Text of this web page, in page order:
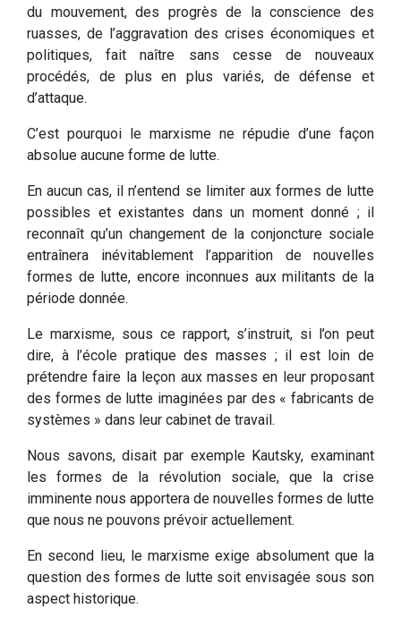
du mouvement, des progrès de la conscience des
ruasses, de l’aggravation des crises économiques et
politiques, fait naître sans cesse de nouveaux
procédés, de plus en plus variés, de défense et
d’attaque.
C’est pourquoi le marxisme ne répudie d’une façon
absolue aucune forme de lutte.
En aucun cas, il n’entend se limiter aux formes de lutte
possibles et existantes dans un moment donné ; il
reconnaît qu’un changement de la conjoncture sociale
entraînera inévitablement l’apparition de nouvelles
formes de lutte, encore inconnues aux militants de la
période donnée.
Le marxisme, sous ce rapport, s’instruit, si l’on peut
dire, à l’école pratique des masses ; il est loin de
prétendre faire la leçon aux masses en leur proposant
des formes de lutte imaginées par des « fabricants de
systèmes » dans leur cabinet de travail.
Nous savons, disait par exemple Kautsky, examinant
les formes de la révolution sociale, que la crise
imminente nous apportera de nouvelles formes de lutte
que nous ne pouvons prévoir actuellement.
En second lieu, le marxisme exige absolument que la
question des formes de lutte soit envisagée sous son
aspect historique.